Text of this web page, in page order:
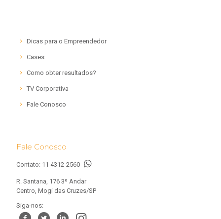
Dicas para o Empreendedor
Cases
Como obter resultados?
TV Corporativa
Fale Conosco
Fale Conosco
Contato: 11 4312-2560
R. Santana, 176 3º Andar
Centro, Mogi das Cruzes/SP
Siga-nos: